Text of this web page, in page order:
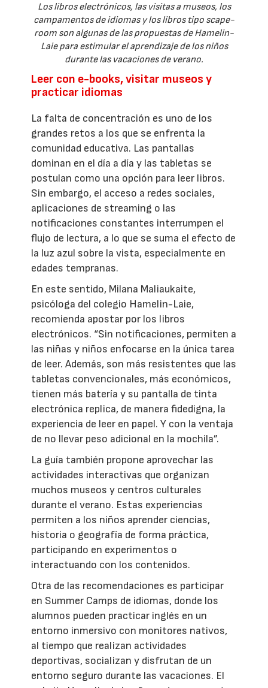
Los libros electrónicos, las visitas a museos, los
campamentos de idiomas y los libros tipo scape-
room son algunas de las propuestas de Hamelin-
Laie para estimular el aprendizaje de los niños
durante las vacaciones de verano.
Leer con e-books, visitar museos y
practicar idiomas
La falta de concentración es uno de los
grandes retos a los que se enfrenta la
comunidad educativa. Las pantallas
dominan en el día a día y las tabletas se
postulan como una opción para leer libros.
Sin embargo, el acceso a redes sociales,
aplicaciones de streaming o las
notificaciones constantes interrumpen el
flujo de lectura, a lo que se suma el efecto de
la luz azul sobre la vista, especialmente en
edades tempranas.
En este sentido, Milana Maliaukaite,
psicóloga del colegio Hamelin-Laie,
recomienda apostar por los libros
electrónicos. “Sin notificaciones, permiten a
las niñas y niños enfocarse en la única tarea
de leer. Además, son más resistentes que las
tabletas convencionales, más económicos,
tienen más batería y su pantalla de tinta
electrónica replica, de manera fidedigna, la
experiencia de leer en papel. Y con la ventaja
de no llevar peso adicional en la mochila”.
La guía también propone aprovechar las
actividades interactivas que organizan
muchos museos y centros culturales
durante el verano. Estas experiencias
permiten a los niños aprender ciencias,
historia o geografía de forma práctica,
participando en experimentos o
interactuando con los contenidos.
Otra de las recomendaciones es participar
en Summer Camps de idiomas, donde los
alumnos pueden practicar inglés en un
entorno inmersivo con monitores nativos,
al tiempo que realizan actividades
deportivas, socializan y disfrutan de un
entorno seguro durante las vacaciones. El